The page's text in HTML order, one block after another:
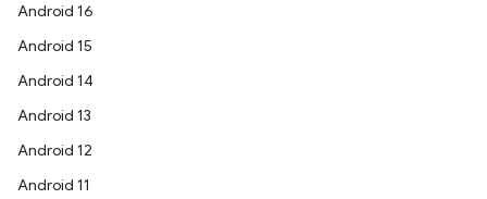
Android 16
Android 15
Android 14
Android 13
Android 12
Android 11